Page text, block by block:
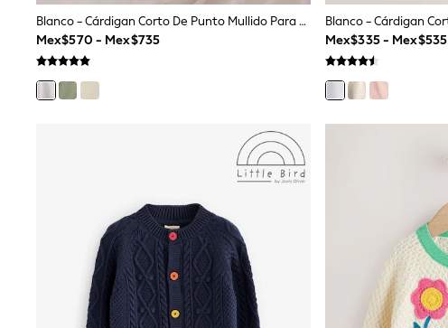
Tops
Dresses
Shorts
Skirts
Sandals & Sliders
Rash Vests
School Shoes
Half Sizes
Wellies
Wide Fit
New in
Summer Dresses
Blanco - Cárdigan Corto De Punto Mullido Para Dama De Honor (12meses-16años)
Mex$570 - Mex$735
Mex$335 - Mex$535